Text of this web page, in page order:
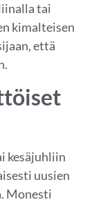
tai
kimalteisen
että
kesäjuhliin
uusien
Monesti